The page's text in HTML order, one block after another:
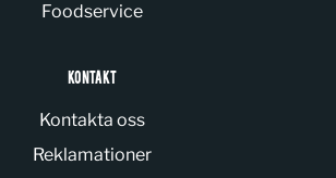
Foodservice
KONTAKT
Kontakta oss
Reklamationer